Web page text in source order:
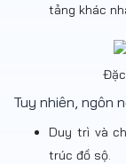
tảng khác
Tuy nhiên, ngôn
Duy trì và
trúc đồ sộ.